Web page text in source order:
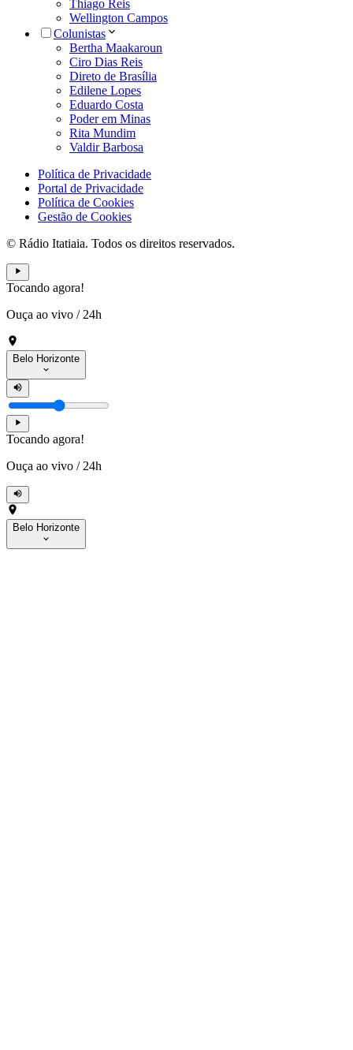
Thiago Reis
Wellington Campos
Colunistas
Bertha Maakaroun
Ciro Dias Reis
Direto de Brasília
Edilene Lopes
Eduardo Costa
Poder em Minas
Rita Mundim
Valdir Barbosa
Política de Privacidade
Portal de Privacidade
Política de Cookies
Gestão de Cookies
© Rádio Itatiaia. Todos os direitos reservados.
Tocando agora!
Ouça ao vivo / 24h
Belo Horizonte
Tocando agora!
Ouça ao vivo / 24h
Belo Horizonte